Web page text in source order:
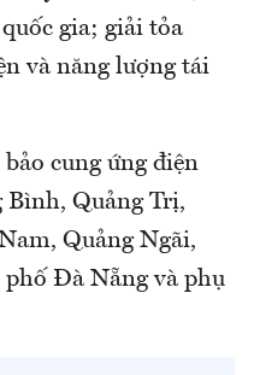
gia; giải tỏa
và năng lượng tái
cung ứng điện
Quảng Trị,
Quảng Ngãi,
Đà Nẵng và phụ